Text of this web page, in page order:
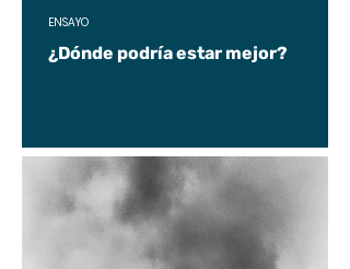
¿Dónde podría estar mejor?
ENSAYO